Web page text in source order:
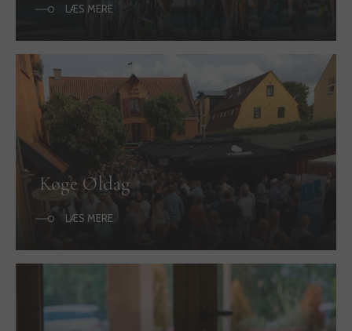
LÆS MERE
Køge Øldag
LÆS MERE